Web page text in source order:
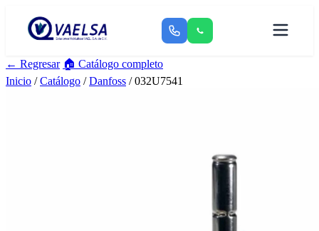
← Regresar 🏠 Catálogo completo
Inicio /Catálogo /Danfoss / 032U7541